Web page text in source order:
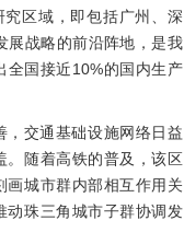
区域，即包括广州、深
展战略的前沿阵地，是我
全国接近10%的国内生产
交通基础设施网络日益
。随着高铁的普及，该区
画城市群内部相互作用关
动珠三角城市子群协调发